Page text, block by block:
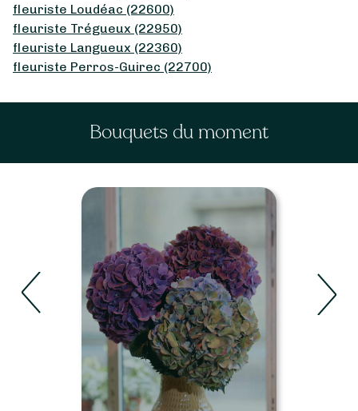
fleuriste Loudéac (22600)
fleuriste Trégueux (22950)
fleuriste Langueux (22360)
fleuriste Perros-Guirec (22700)
Bouquets du moment